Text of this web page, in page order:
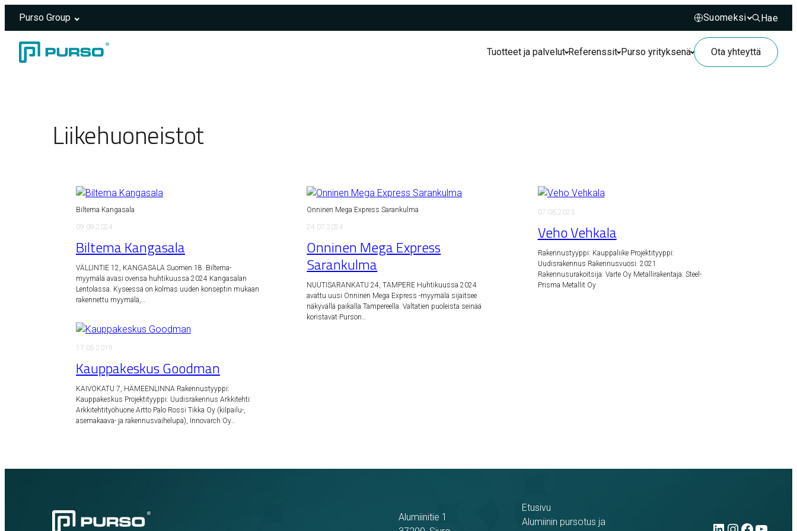
Purso Group
Hae
Hae
Tuotteet ja palvelut Referenssit Purso yrityksenä Ota yhteyttä
Liikehuoneistot
Biltema Kangasala
09.09.2024
Biltema Kangasala
VÄLLINTIE 12, KANGASALA Suomen 18. Biltema-
myymälä avasi ovensa huhtikuussa 2024 Kangasalan
Lentolassa. Kyseessä on kolmas uuden konseptin mukaan
rakennettu myymälä,…
Onninen Mega Express Sarankulma
24.07.2024
Onninen Mega Express
Sarankulma
NUUTISARANKATU 24, TAMPERE Huhtikuussa 2024
avattu uusi Onninen Mega Express -myymälä sijaitsee
näkyvällä paikalla Tampereella. Valtatien puoleista seinää
koristavat Purson…
07.06.2023
Veho Vehkala
Rakennustyyppi: Kauppaliike Projektityyppi:
Uudisrakennus Rakennusvuosi: 2021
Rakennusurakoitsija: Varte Oy Metallirakentaja: Steel-
Prisma Metallit Oy
17.05.2019
Kauppakeskus Goodman
KAIVOKATU 7, HÄMEENLINNA Rakennustyyppi:
Kauppakeskus Projektityyppi: Uudisrakennus Arkkitehti:
Arkkitehtityöhuone Artto Palo Rossi Tikka Oy (kilpailu-,
asemakaava- ja rakennusvaihelupa), Innovarch Oy…
Alumiinitie 1
Etusivu
Alumiinin pursotus ja